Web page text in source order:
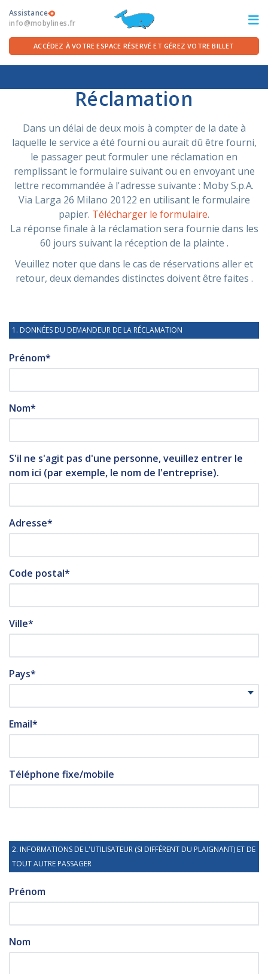
Assistance
info@mobylines.fr
ITA FRA DEU ENG
LES TRAVERSÉES
OFFRES FERRIES
POUR LE DÉPART
SERVICES À BORD
ACCÉDEZ À VOTRE ESPACE RÉSERVÉ ET GÉREZ VOTRE BILLET
Accueil/Assistance/Plaintes
Réclamation
Dans un délai de deux mois à compter de la date à
laquelle le service a été fourni ou aurait dû être fourni,
le passager peut formuler une réclamation en
remplissant le formulaire suivant ou en envoyant une
lettre recommandée à l'adresse suivante : Moby S.p.A.
Via Larga 26 Milano 20122 en utilisant le formulaire
papier. Télécharger le formulaire.
La réponse finale à la réclamation sera fournie dans les
60 jours suivant la réception de la plainte .
Veuillez noter que dans le cas de réservations aller et
retour, deux demandes distinctes doivent être faites .
1. DONNÉES DU DEMANDEUR DE LA RÉCLAMATION
Prénom*
Nom*
S'il ne s'agit pas d'une personne, veuillez entrer le
nom ici (par exemple, le nom de l'entreprise).
Adresse*
Code postal*
Ville*
Pays*
Email*
Téléphone fixe/mobile
2. INFORMATIONS DE L'UTILISATEUR (SI DIFFÉRENT DU PLAIGNANT) ET DE
TOUT AUTRE PASSAGER
Prénom
Nom